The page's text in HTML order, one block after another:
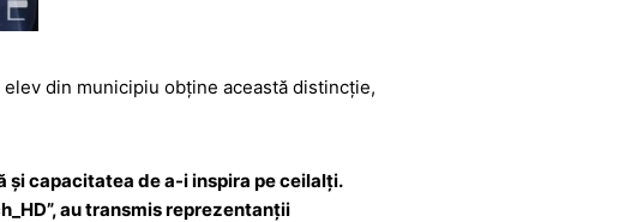
din municipiu obține această distincție,
și capacitatea de a-i inspira pe ceilalți.
au transmis reprezentanții